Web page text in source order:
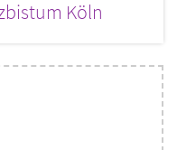
Köln